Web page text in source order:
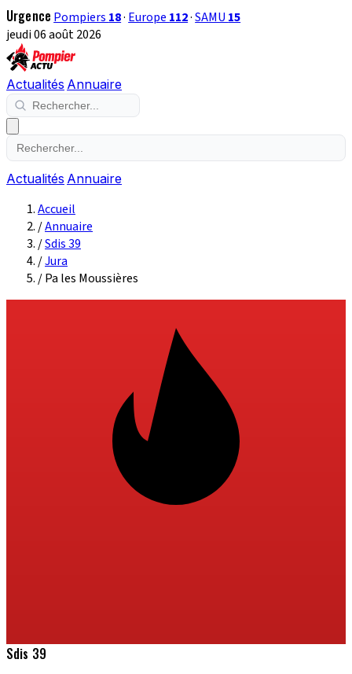
Urgence Pompiers 18· Europe 112·SAMU 15
jeudi 06 août 2026
Actualités Annuaire
Actualités Annuaire
Accueil
/Annuaire
/Sdis 39
/Jura
/Pa les Moussières
Sdis 39